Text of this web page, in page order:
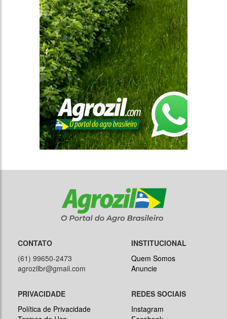
CONTATO
(61) 99650-2473
agrozilbr@gmail.com
INSTITUCIONAL
Quem Somos
Anuncie
PRIVACIDADE
Política de Privacidade
REDES SOCIAIS
Instagram